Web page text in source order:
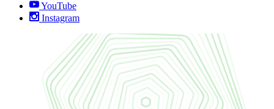
YouTube
Instagram